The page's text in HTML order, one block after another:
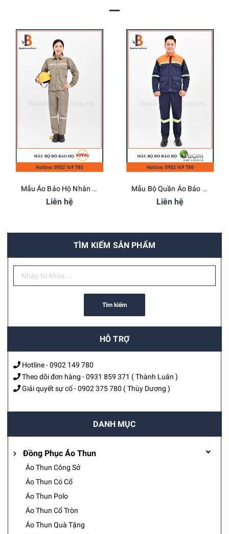
Mẫu Áo Bảo Hộ Nhân Viên Kỹ Thuật Royal Hoàng Gia
Liên hệ
Mẫu Bộ Quần Áo Bảo Hộ Lao Động Công Ty HBOM - Bamboo Uniform
Liên hệ
TÌM KIẾM SẢN PHẨM
Tìm kiếm
HỖ TRỢ
Hotline -0902 149 780
Theo dõi đơn hàng -0931 859 371 ( Thành Luân )
Giải quyết sự cố -0902 375 780 ( Thùy Dương )
DANH MỤC
Đồng Phục Áo Thun
Áo Thun Công Sở
Áo Thun Có Cổ
Áo Thun Polo
Áo Thun Cổ Tròn
Áo Thun Quà Tặng